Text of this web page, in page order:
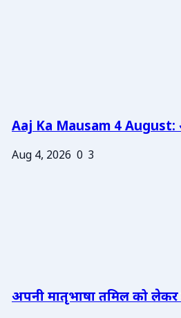
Aaj Ka Mausam 4
Aug 4, 2026 0 3
अपनी मातृभाषा तमिल को लेकर